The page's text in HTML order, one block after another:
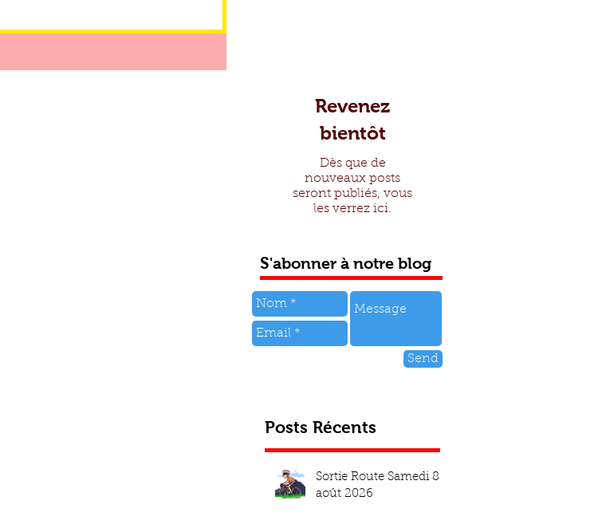
Revenez
bientôt
Dès que de
nouveaux posts
seront publiés, vous
les verrez ici.
S'abonner à notre blog
Send
Posts Récents
Sortie Route Samedi 8
août 2026